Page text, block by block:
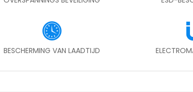
BESCHERMING VAN LAADTIJD